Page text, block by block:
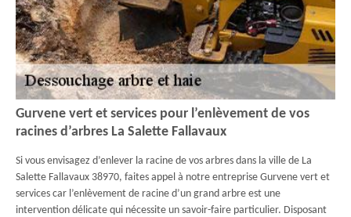
Gurvene vert et services pour l’enlèvement de vos
racines d’arbres La Salette Fallavaux
Si vous envisagez d’enlever la racine de vos arbres dans la ville de La
Salette Fallavaux 38970, faites appel à notre entreprise Gurvene vert et
services car l’enlèvement de racine d’un grand arbre est une
intervention délicate qui nécessite un savoir-faire particulier. Disposant